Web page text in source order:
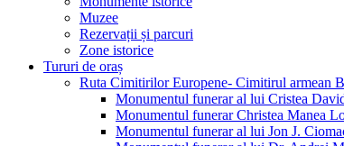
Muzee
Rezervații și parcuri
Zone istorice
Tururi de oraș
Ruta Cimitirilor Europene- Cimitirul armean
Monumentul funerar al lui Cristea
Monumentul funerar Christea Manea
Monumentul funerar al lui Jon J.